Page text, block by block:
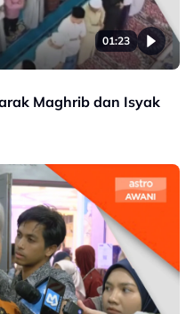
01:23
Maghrib dan Isyak